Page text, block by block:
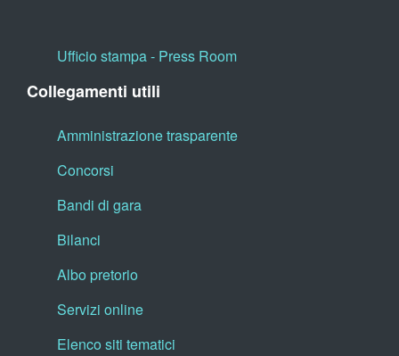
Ufficio stampa - Press Room
Collegamenti utili
Amministrazione trasparente
Concorsi
Bandi di gara
Bilanci
Albo pretorio
Servizi online
Elenco siti tematici